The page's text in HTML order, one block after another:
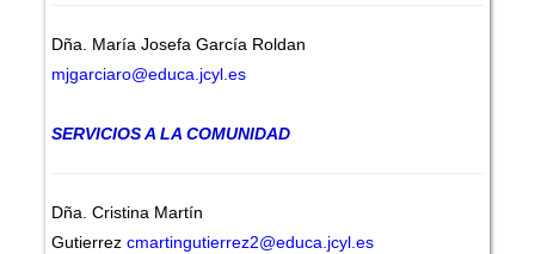
Dña. María Josefa García Roldan
mjgarciaro@educa.jcyl.es
SERVICIOS A LA COMUNIDAD
Dña. Cristina Martín
Gutierrez cmartingutierrez2@educa.jcyl.es